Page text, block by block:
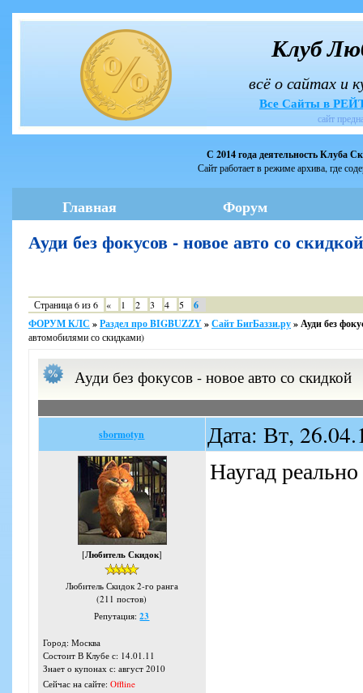
Клуб
всё о сайтах и
Все Сайты в
сайт
С 2014 года деятельность Клуба
Сайт работает в режиме архива, где
Главная Форум
Ауди без фокусов - новое авто со
Страница6из6 « 1 2 3 4 5
6
ФОРУМ КЛС »Раздел про BIGBUZZY»Сайт БигБаззи.ру»Ауди без
автомобилями со скидками)
Ауди без фокусов - новое авто со скидкой
sbormotyn Дата: Вт,
[Любитель Скидок]
Любитель Скидок 2-го ранга
(211 постов)
Репутация:23
Город: Москва
Состоит В Клубе с: 14.01.11
Знает о купонах с: август 2010
Сейчас на сайте: Offline
Наугад реально